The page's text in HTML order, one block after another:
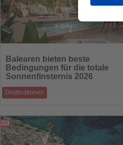
Sie
die
Nachrichten
Balearen bieten beste
Bedingungen für die totale
Sonnenfinsternis 2026
Destinationen
Beobachtungsorten im Mittelmeerraum
11.06.2026